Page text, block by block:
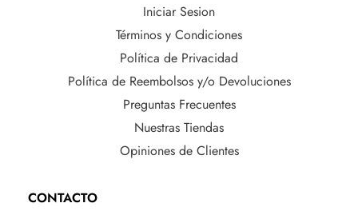
Iniciar Sesion
Términos y Condiciones
Política de Privacidad
Política de Reembolsos y/o Devoluciones
Preguntas Frecuentes
Nuestras Tiendas
Opiniones de Clientes
CONTACTO